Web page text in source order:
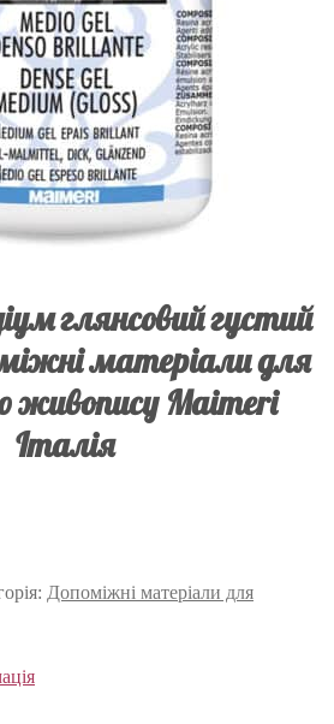
глянсовий густий
матеріали для
живопису Maimeri
Італія
Допоміжні матеріали для